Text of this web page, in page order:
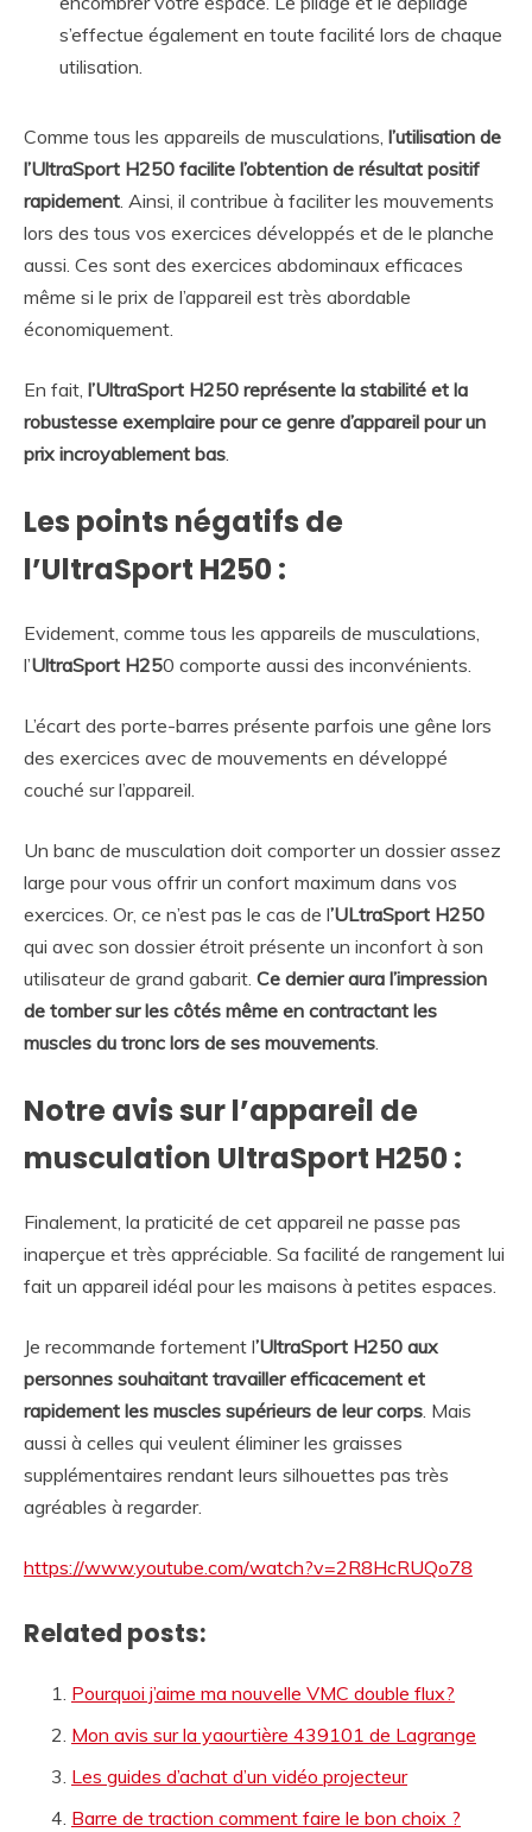
s’effectue également en toute facilité lors de chaque
utilisation.
Comme tous les appareils de musculations, l’utilisation de
l’UltraSport H250 facilite l’obtention de résultat positif
rapidement . Ainsi, il contribue à faciliter les mouvements
lors des tous vos exercices développés et de le planche
aussi. Ces sont des exercices abdominaux efficaces
même si le prix de l’appareil est très abordable
économiquement.
En fait, l’UltraSport H250 représente la stabilité et la
robustesse exemplaire pour ce genre d’appareil pour un
prix incroyablement bas
Les points négatifs de
l’UltraSport H250 :
Evidement, comme tous les appareils de musculations,
l’UltraSport H250 comporte aussi des inconvénients.
L’écart des porte-barres présente parfois une gêne lors
des exercices avec de mouvements en développé
couché sur l’appareil.
Un banc de musculation doit comporter un dossier assez
large pour vous offrir un confort maximum dans vos
exercices. Or, ce n’est pas le cas de l’ULtraSport H250
qui avec son dossier étroit présente un inconfort à son
utilisateur de grand gabarit. Ce dernier aura l’impression
de tomber sur les côtés même en contractant les
muscles du tronc lors de ses mouvements
Notre avis sur l’appareil de
musculation UltraSport H250 :
Finalement, la praticité de cet appareil ne passe pas
inaperçue et très appréciable. Sa facilité de rangement lui
fait un appareil idéal pour les maisons à petites espaces.
Je recommande fortement l’UltraSport H250 aux
personnes souhaitant travailler efficacement et
rapidement les muscles supérieurs de leur corps . Mais
aussi à celles qui veulent éliminer les graisses
supplémentaires rendant leurs silhouettes pas très
agréables à regarder.
https://www.youtube.com/watch?v=2R8HcRUQo78
Related posts:
Pourquoi j’aime ma nouvelle VMC double flux?
Mon avis sur la yaourtière 439101 de Lagrange
Les guides d’achat d’un vidéo projecteur
Barre de traction comment faire le bon choix ?